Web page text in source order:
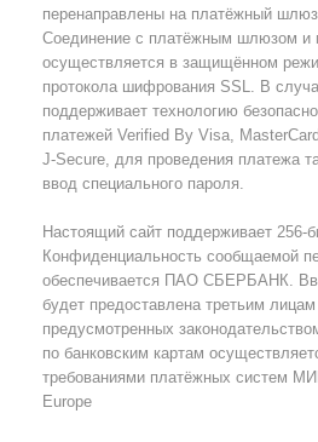
перенаправлены на платёжный
Соединение с платёжным шлюзом и
осуществляется в защищённом
протокола шифрования SSL. В
поддерживает технологию
платежей Verified By Visa,
J-Secure, для проведения платежа
ввод специального пароля.
Настоящий сайт поддерживает 256-
Конфиденциальность сообщаемой
обеспечивается ПАО СБЕРБАНК.
будет предоставлена третьим
предусмотренных
по банковским картам
требованиями платёжных систем
Europe